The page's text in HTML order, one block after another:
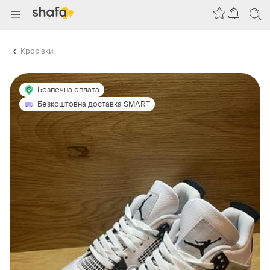
Кросівки
Безпечна оплата
Безкоштовна доставка SMART